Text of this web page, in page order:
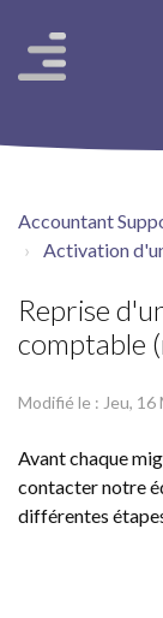
Accountant
Activation
Reprise
comptable
Modifié le : Jeu, 16
Avant chaque
contacter notre
différentes